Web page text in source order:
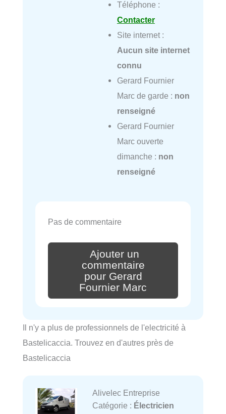
Téléphone :
Contacter
Site internet :
Aucun site internet
connu
Gerard Fournier
Marc de garde : non
renseigné
Gerard Fournier
Marc ouverte
dimanche : non
renseigné
Pas de commentaire
Ajouter un
commentaire
pour Gerard
Fournier Marc
Il n'y a plus de professionnels de l'electricité à
Bastelicaccia. Trouvez en d'autres près de
Bastelicaccia
Alivelec Entreprise
Catégorie : Électricien